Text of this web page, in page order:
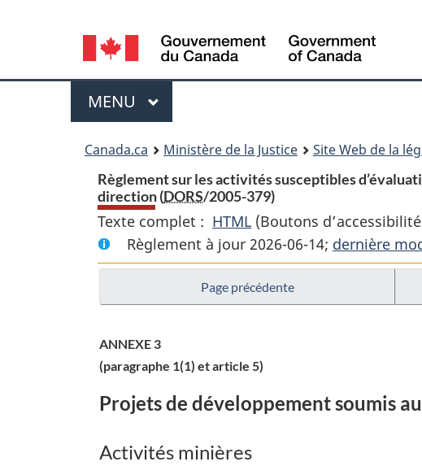
Language
selection
Menu
MENU PRINCIPAL
Canada.ca Ministère de la Justice Site Web de la
Règlement sur les activités susceptibles
direction (DORS/2005-379)
Texte complet : HTML Texte
complet
:
Règlement
activités
d’évaluation,
(Boutons
Règlement à jour 2026-06-14; dernière
Page précédente
ANNEXE 3
(paragraphe 1(1) et article 5)
Projets de développement soumis
Activités minières